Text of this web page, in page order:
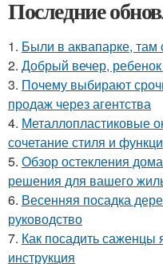
Последние
1. Были в аквапарке, там
2. Добрый вечер,
3. Почему выбирают
продаж через агентства
4. Металлопластиковые
сочетание стиля и
5. Обзор остекления
решения для вашего
6. Весенняя посадка
руководство
7. Как посадить саженцы
инструкция